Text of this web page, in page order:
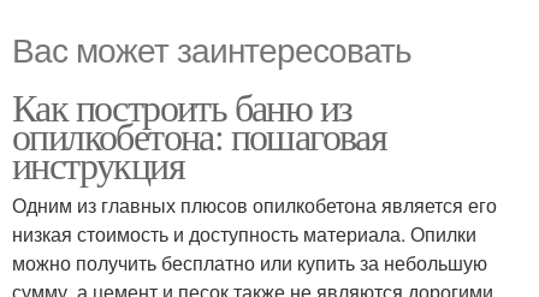
Вас может заинтересовать
Как построить баню из
опилкобетона: пошаговая
инструкция
Одним из главных плюсов опилкобетона является его
низкая стоимость и доступность материала. Опилки
можно получить бесплатно или купить за небольшую